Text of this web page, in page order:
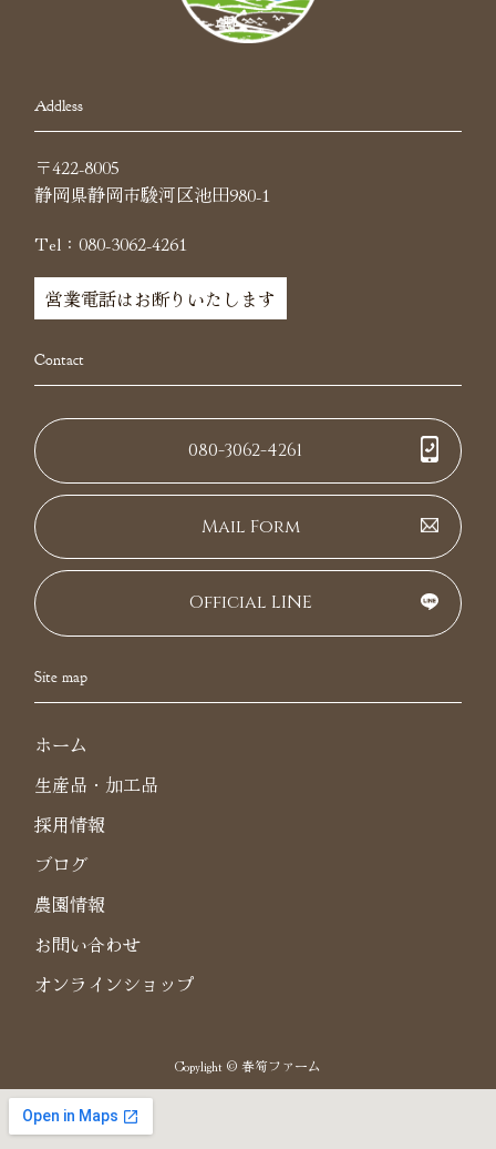
Addless
〒422-8005
静岡県静岡市駿河区池田980-1
Tel：080-3062-4261
営業電話はお断りいたします
Contact
080-3062-4261
Mail Form
Official LINE
Site map
ホーム
生産品・加工品
採用情報
ブログ
農園情報
お問い合わせ
オンラインショップ
Copylight © 春筍ファーム